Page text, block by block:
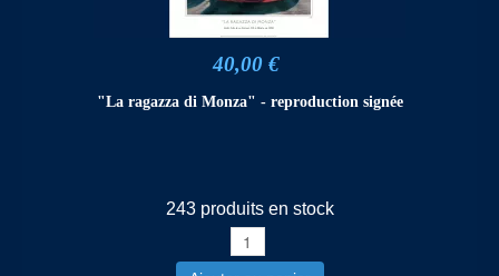
40,00 €
"La ragazza di Monza" - reproduction signée
243 produits en stock